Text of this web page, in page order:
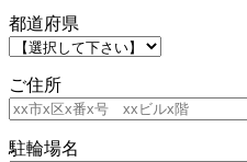
都道府県
ご住所
駐輪場名